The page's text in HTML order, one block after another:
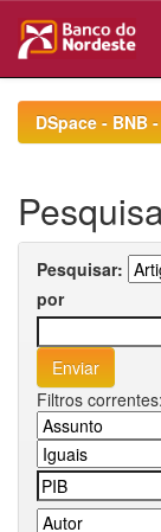
navigationDSpace - BNB
Pesquisar:
por
Filtros correntes: